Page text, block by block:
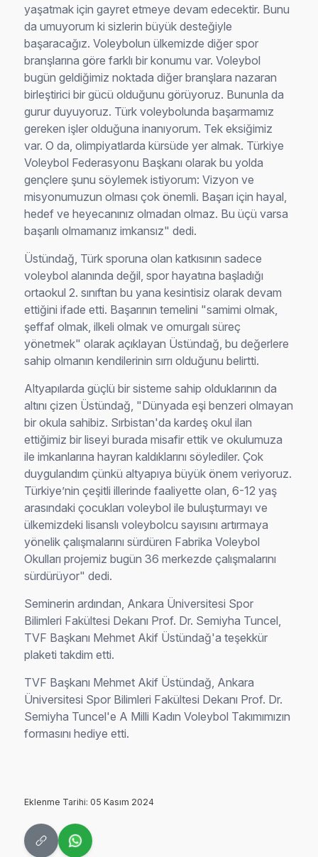
yaşatmak için gayret etmeye devam edecektir. Bunu
da umuyorum ki sizlerin büyük desteğiyle
başaracağız. Voleybolun ülkemizde diğer spor
branşlarına göre farklı bir konumu var. Voleybol
bugün geldiğimiz noktada diğer branşlara nazaran
birleştirici bir gücü olduğunu görüyoruz. Bununla da
gurur duyuyoruz. Türk voleybolunda başarmamız
gereken işler olduğuna inanıyorum. Tek eksiğimiz
var. O da, olimpiyatlarda kürsüde yer almak. Türkiye
Voleybol Federasyonu Başkanı olarak bu yolda
gençlere şunu söylemek istiyorum: Vizyon ve
misyonumuzun olması çok önemli. Başarı için hayal,
hedef ve heyecanınız olmadan olmaz. Bu üçü varsa
başarılı olmamanız imkansız" dedi.
Üstündağ, Türk sporuna olan katkısının sadece
voleybol alanında değil, spor hayatına başladığı
ortaokul 2. sınıftan bu yana kesintisiz olarak devam
ettiğini ifade etti. Başarının temelini "samimi olmak,
şeffaf olmak, ilkeli olmak ve omurgalı süreç
yönetmek" olarak açıklayan Üstündağ, bu değerlere
sahip olmanın kendilerinin sırrı olduğunu belirtti.
Altyapılarda güçlü bir sisteme sahip olduklarının da
altını çizen Üstündağ, "Dünyada eşi benzeri olmayan
bir okula sahibiz. Sırbistan'da kardeş okul ilan
ettiğimiz bir liseyi burada misafir ettik ve okulumuza
ile imkanlarına hayran kaldıklarını söylediler. Çok
duygulandım çünkü altyapıya büyük önem veriyoruz.
Türkiye’nin çeşitli illerinde faaliyette olan, 6-12 yaş
arasındaki çocukları voleybol ile buluşturmayı ve
ülkemizdeki lisanslı voleybolcu sayısını artırmaya
yönelik çalışmalarını sürdüren Fabrika Voleybol
Okulları projemiz bugün 36 merkezde çalışmalarını
sürdürüyor" dedi.
Seminerin ardından, Ankara Üniversitesi Spor
Bilimleri Fakültesi Dekanı Prof. Dr. Semiyha Tuncel,
TVF Başkanı Mehmet Akif Üstündağ'a teşekkür
plaketi takdim etti.
TVF Başkanı Mehmet Akif Üstündağ, Ankara
Üniversitesi Spor Bilimleri Fakültesi Dekanı Prof. Dr.
Semiyha Tuncel'e A Milli Kadın Voleybol Takımımızın
formasını hediye etti.
Eklenme Tarihi: 05 Kasım 2024